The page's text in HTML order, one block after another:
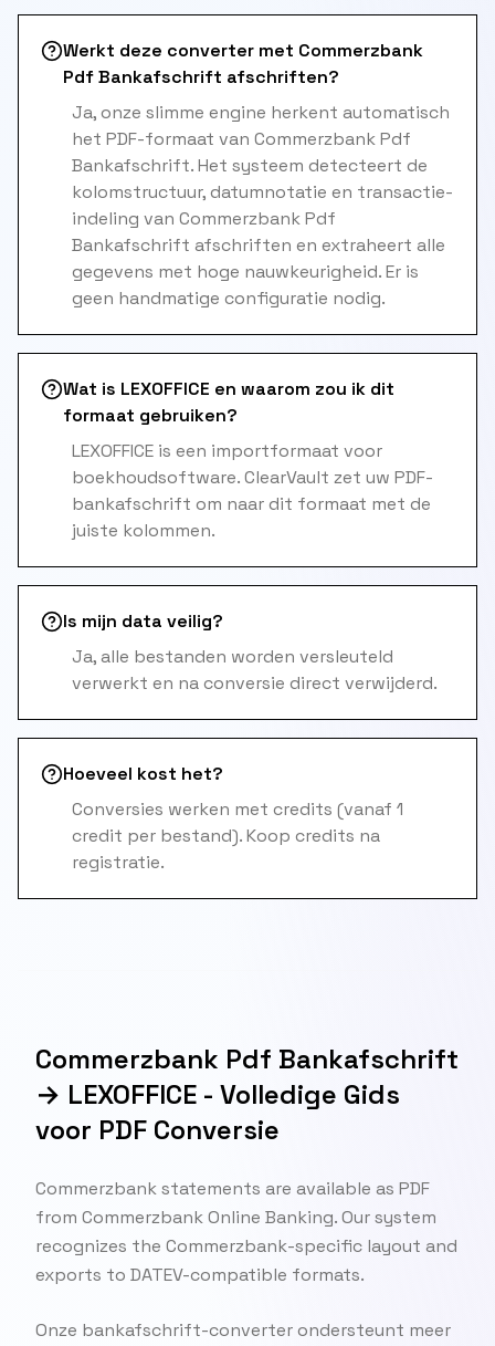
Werkt deze converter met Commerzbank
Pdf Bankafschrift afschriften?
Ja, onze slimme engine herkent automatisch
het PDF-formaat van Commerzbank Pdf
Bankafschrift. Het systeem detecteert de
kolomstructuur, datumnotatie en transactie-
indeling van Commerzbank Pdf
Bankafschrift afschriften en extraheert alle
gegevens met hoge nauwkeurigheid. Er is
geen handmatige configuratie nodig.
Wat is LEXOFFICE en waarom zou ik dit
formaat gebruiken?
LEXOFFICE is een importformaat voor
boekhoudsoftware. ClearVault zet uw PDF-
bankafschrift om naar dit formaat met de
juiste kolommen.
Is mijn data veilig?
Ja, alle bestanden worden versleuteld
verwerkt en na conversie direct verwijderd.
Hoeveel kost het?
Conversies werken met credits (vanaf 1
credit per bestand). Koop credits na
registratie.
Commerzbank Pdf Bankafschrift
→ LEXOFFICE - Volledige Gids
voor PDF Conversie
Commerzbank statements are available as PDF
from Commerzbank Online Banking. Our system
recognizes the Commerzbank-specific layout and
exports to DATEV-compatible formats.
Onze bankafschrift-converter ondersteunt meer